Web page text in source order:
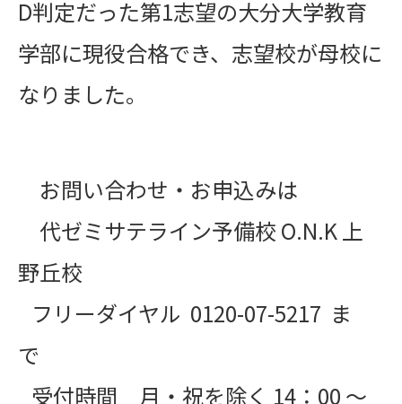
D判定だった第1志望の大分大学教育
学部に現役合格でき、志望校が母校に
なりました。
お問い合わせ・お申込みは
代ゼミサテライン予備校 O.N.K 上
野丘校
フリーダイヤル 0120-07-5217 ま
で
受付時間 月・祝を除く 14：00 ～